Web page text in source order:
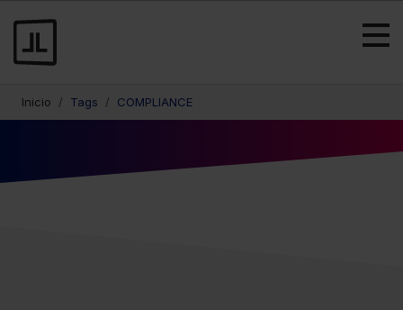
Inicio Tags COMPLIANCE